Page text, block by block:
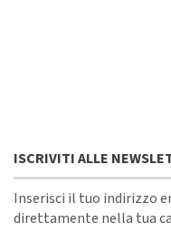
ISCRIVITI ALLE
Inserisci il tuo indirizzo
direttamente nella tua